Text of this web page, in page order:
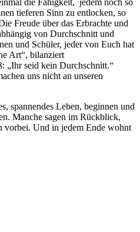
die Fähigkeit, jedem noch so
tieferen Sinn zu entlocken, so
Freude über das Erbrachte und
von Durchschnitt und
und Schüler, jeder von Euch hat
Art“, bilanziert
„Ihr seid kein Durchschnitt.“
uns nicht an unseren
spannendes Leben, beginnen und
Manche sagen im Rückblick,
vorbei. Und in jedem Ende wohnt